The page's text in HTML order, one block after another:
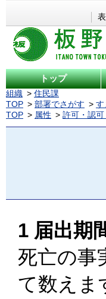
トップ
組織
住民課
TOP
部署でさがす す
TOP
属性 許可・認
1 届出期
死亡の事
て数えま